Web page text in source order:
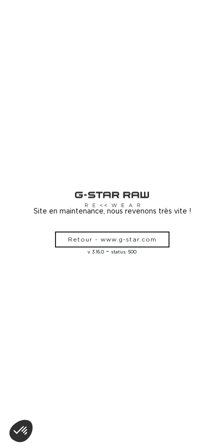
Site en maintenance, nous revenons très vite !
Retour - www.g-star.com
v. 3.16.0 - status: 500